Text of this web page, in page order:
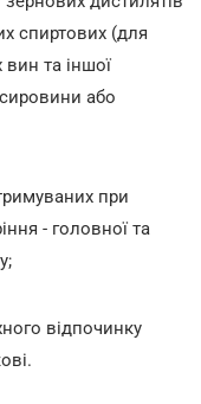
спиртових (для
та іншої
або
при
- головної та
відпочинку